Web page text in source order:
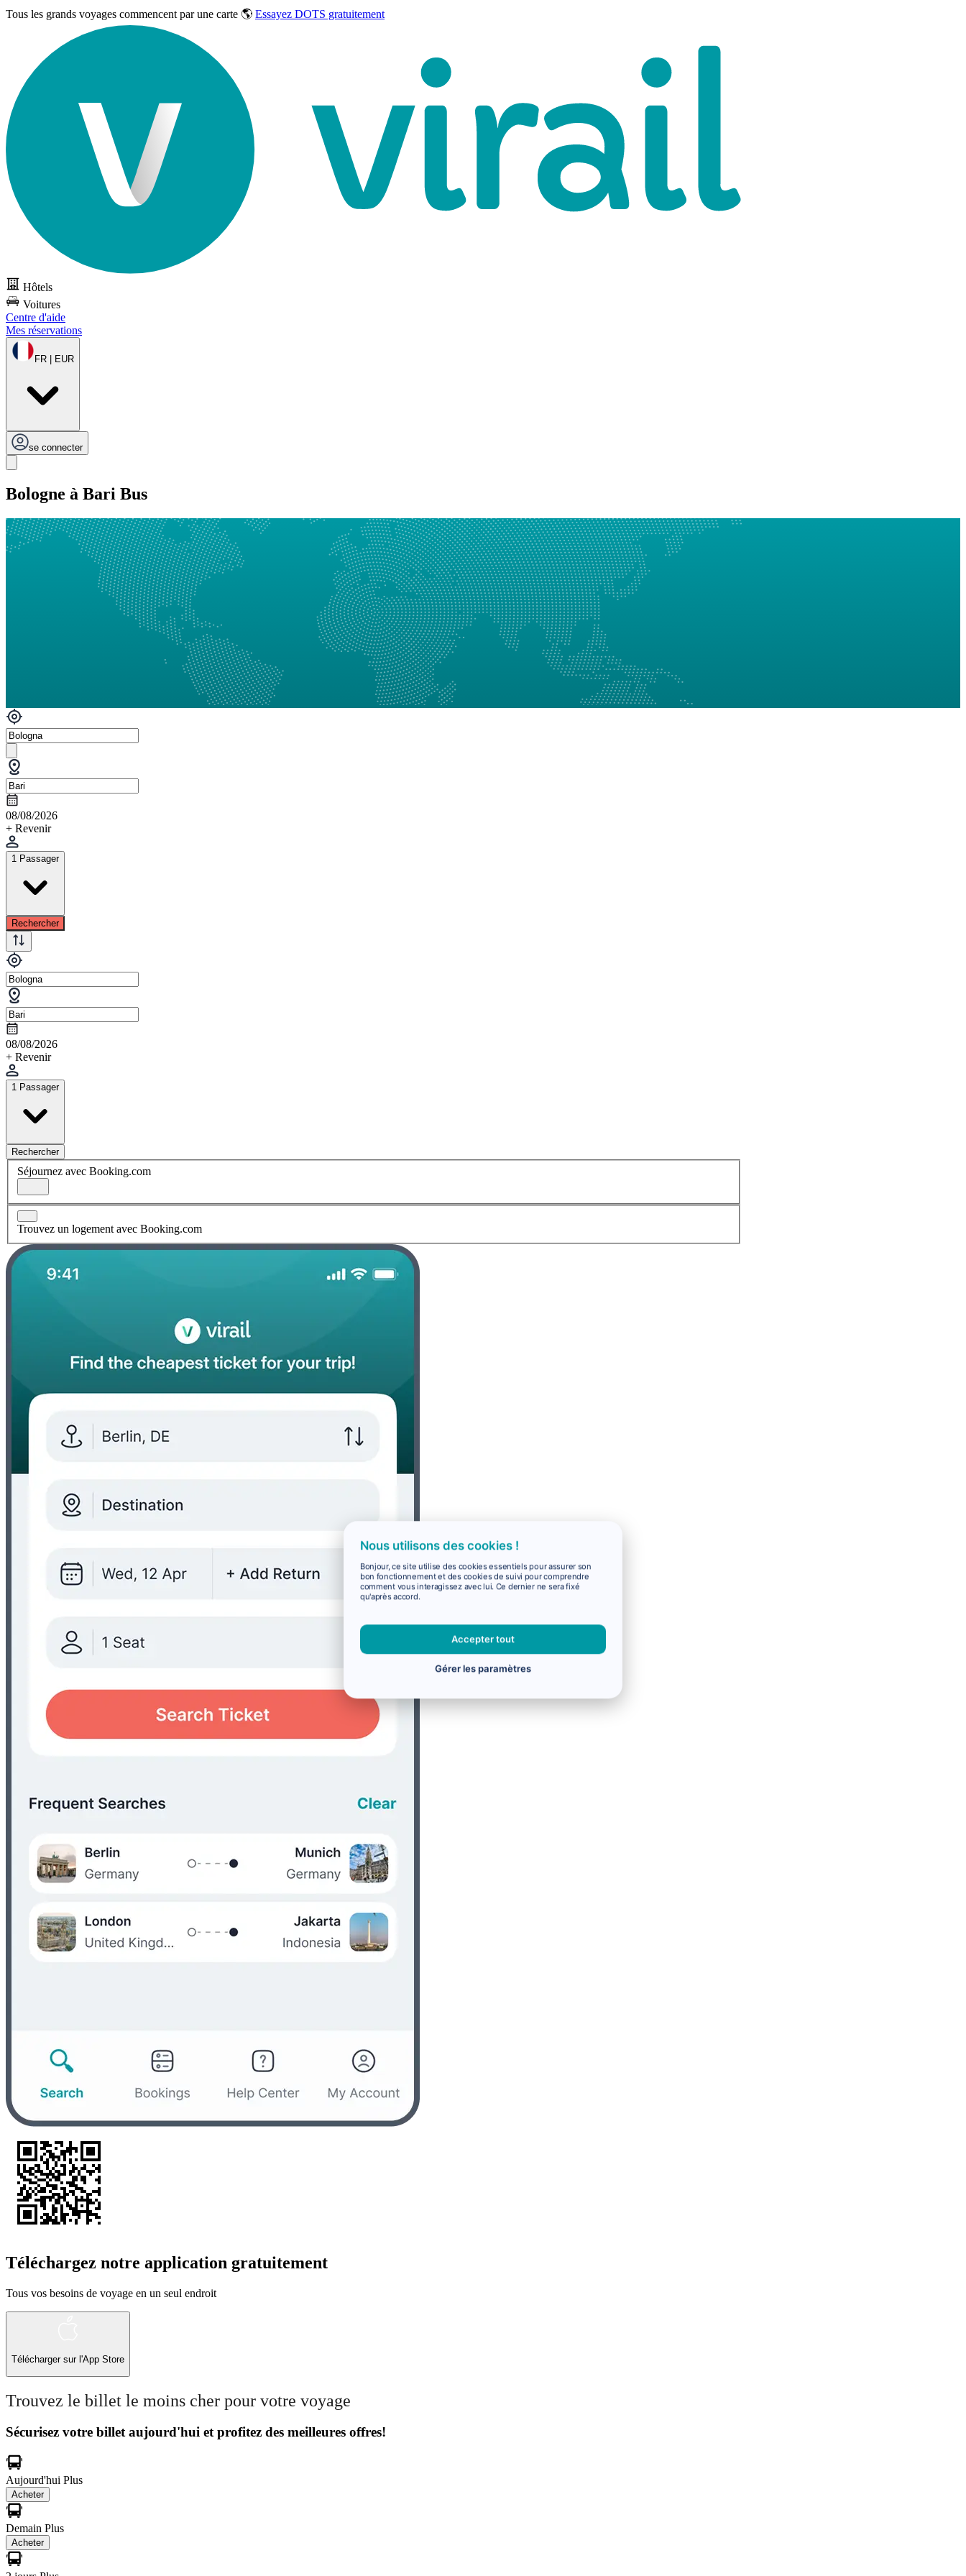
Tous les grands voyages commencent par une carte 🌎 Essayez DOTS gratuitement
Hôtels
Voitures
Centre d'aide
Mes réservations
FR | EUR
se connecter
Bologne à Bari Bus
08/08/2026
+ Revenir
1 Passager
Rechercher
08/08/2026
+ Revenir
1 Passager
Rechercher
Séjournez avec Booking.com
Trouvez un logement avec Booking.com
Téléchargez notre application gratuitement
Tous vos besoins de voyage en un seul endroit
Télécharger sur l'App Store
Trouvez le billet le moins cher pour votre voyage
Sécurisez votre billet aujourd'hui et profitez des meilleures offres!
Aujourd'hui Plus
Acheter
Demain Plus
Acheter
Nous utilisons des cookies !
Bonjour, ce site utilise des cookies essentiels pour assurer son
bon fonctionnement et des cookies de suivi pour comprendre
comment vous interagissez avec lui. Ce dernier ne sera fixé
qu'après accord.
Accepter tout
Gérer les paramètres